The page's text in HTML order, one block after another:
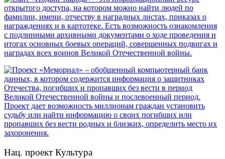
Нац. проект Культура